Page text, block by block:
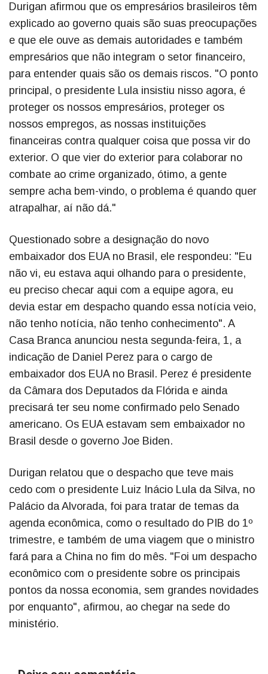
Durigan afirmou que os empresários brasileiros têm
explicado ao governo quais são suas preocupações
e que ele ouve as demais autoridades e também
empresários que não integram o setor financeiro,
para entender quais são os demais riscos. "O ponto
principal, o presidente Lula insistiu nisso agora, é
proteger os nossos empresários, proteger os
nossos empregos, as nossas instituições
financeiras contra qualquer coisa que possa vir do
exterior. O que vier do exterior para colaborar no
combate ao crime organizado, ótimo, a gente
sempre acha bem-vindo, o problema é quando quer
atrapalhar, aí não dá."
Questionado sobre a designação do novo
embaixador dos EUA no Brasil, ele respondeu: "Eu
não vi, eu estava aqui olhando para o presidente,
eu preciso checar aqui com a equipe agora, eu
devia estar em despacho quando essa notícia veio,
não tenho notícia, não tenho conhecimento". A
Casa Branca anunciou nesta segunda-feira, 1, a
indicação de Daniel Perez para o cargo de
embaixador dos EUA no Brasil. Perez é presidente
da Câmara dos Deputados da Flórida e ainda
precisará ter seu nome confirmado pelo Senado
americano. Os EUA estavam sem embaixador no
Brasil desde o governo Joe Biden.
Durigan relatou que o despacho que teve mais
cedo com o presidente Luiz Inácio Lula da Silva, no
Palácio da Alvorada, foi para tratar de temas da
agenda econômica, como o resultado do PIB do 1º
trimestre, e também de uma viagem que o ministro
fará para a China no fim do mês. "Foi um despacho
econômico com o presidente sobre os principais
pontos da nossa economia, sem grandes novidades
por enquanto", afirmou, ao chegar na sede do
ministério.